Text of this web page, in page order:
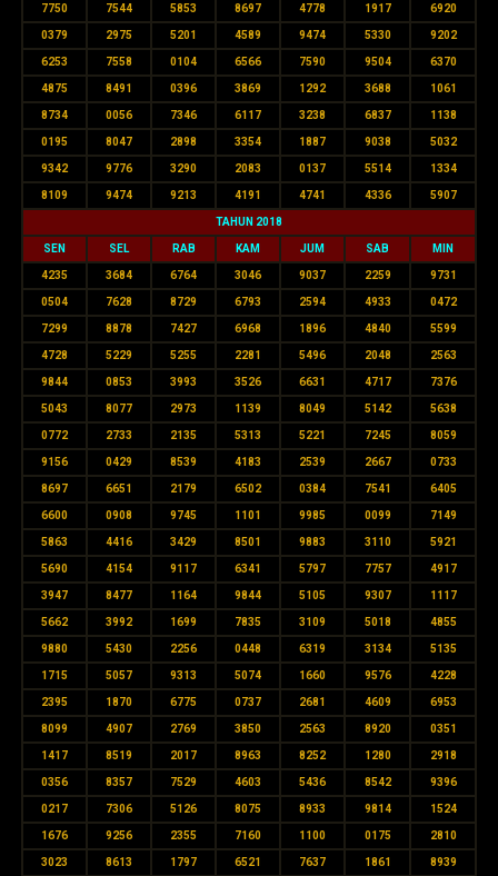
7750 7544 5853 8697 4778 1917 6920
0379 2975 5201 4589 9474 5330 9202
6253 7558 0104 6566 7590 9504 6370
4875 8491 0396 3869 1292 3688 1061
8734 0056 7346 6117 3238 6837 1138
0195 8047 2898 3354 1887 9038 5032
9342 9776 3290 2083 0137 5514 1334
8109 9474 9213 4191 4741 4336 5907
TAHUN 2018
SEN SEL RAB KAM JUM SAB MIN
4235 3684 6764 3046 9037 2259 9731
0504 7628 8729 6793 2594 4933 0472
7299 8878 7427 6968 1896 4840 5599
4728 5229 5255 2281 5496 2048 2563
9844 0853 3993 3526 6631 4717 7376
5043 8077 2973 1139 8049 5142 5638
0772 2733 2135 5313 5221 7245 8059
9156 0429 8539 4183 2539 2667 0733
8697 6651 2179 6502 0384 7541 6405
6600 0908 9745 1101 9985 0099 7149
5863 4416 3429 8501 9883 3110 5921
5690 4154 9117 6341 5797 7757 4917
3947 8477 1164 9844 5105 9307 1117
5662 3992 1699 7835 3109 5018 4855
9880 5430 2256 0448 6319 3134 5135
1715 5057 9313 5074 1660 9576 4228
2395 1870 6775 0737 2681 4609 6953
8099 4907 2769 3850 2563 8920 0351
1417 8519 2017 8963 8252 1280 2918
0356 8357 7529 4603 5436 8542 9396
0217 7306 5126 8075 8933 9814 1524
1676 9256 2355 7160 1100 0175 2810
3023 8613 1797 6521 7637 1861 8939